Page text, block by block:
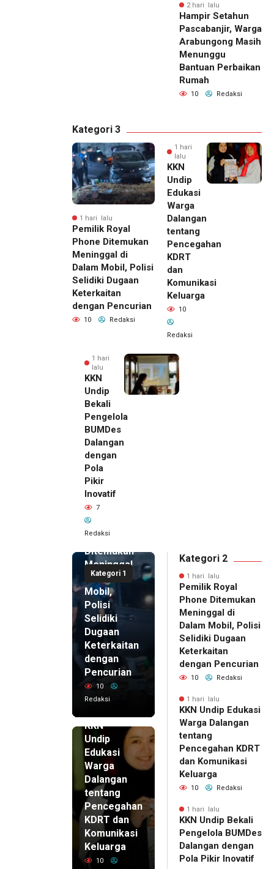
2 hari lalu
Hampir Setahun
Pascabanjir, Warga
Arabungong Masih
Menunggu
Bantuan Perbaikan
Rumah
10 Redaksi
Kategori 3
1 hari lalu
Pemilik Royal
Phone Ditemukan
Meninggal di
Dalam Mobil, Polisi
Selidiki Dugaan
Keterkaitan
dengan Pencurian
10 Redaksi
1 hari
lalu
KKN
Undip
Edukasi
Warga
Dalangan
tentang
Pencegahan
KDRT
dan
Komunikasi
Keluarga
10
Redaksi
1 hari
lalu
KKN
Undip
Bekali
Pengelola
BUMDes
Dalangan
dengan
Pola
Pikir
Inovatif
7
Redaksi
Kategori 1
1 hari lalu
Pemilik
Royal
Phone
Ditemukan
Meninggal
di Dalam
Mobil,
Polisi
Selidiki
Dugaan
Keterkaitan
dengan
Pencurian
10
Redaksi
KKN
Undip
Edukasi
Warga
Dalangan
tentang
Pencegahan
KDRT dan
Komunikasi
Keluarga
10
Kategori 2
1 hari lalu
Pemilik Royal
Phone Ditemukan
Meninggal di
Dalam Mobil, Polisi
Selidiki Dugaan
Keterkaitan
dengan Pencurian
10 Redaksi
1 hari lalu
KKN Undip Edukasi
Warga Dalangan
tentang
Pencegahan KDRT
dan Komunikasi
Keluarga
10 Redaksi
1 hari lalu
KKN Undip Bekali
Pengelola BUMDes
Dalangan dengan
Pola Pikir Inovatif